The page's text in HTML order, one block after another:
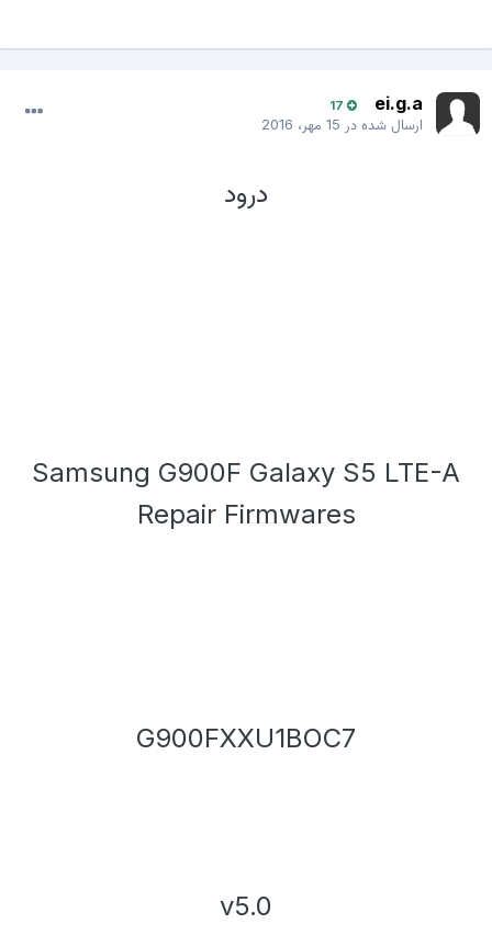
ei.g.a
17
ارسال شده در15 مهر، 2016
درود
Samsung G900F Galaxy S5 LTE-A
Repair Firmwares
G900FXXU1BOC7
v5.0